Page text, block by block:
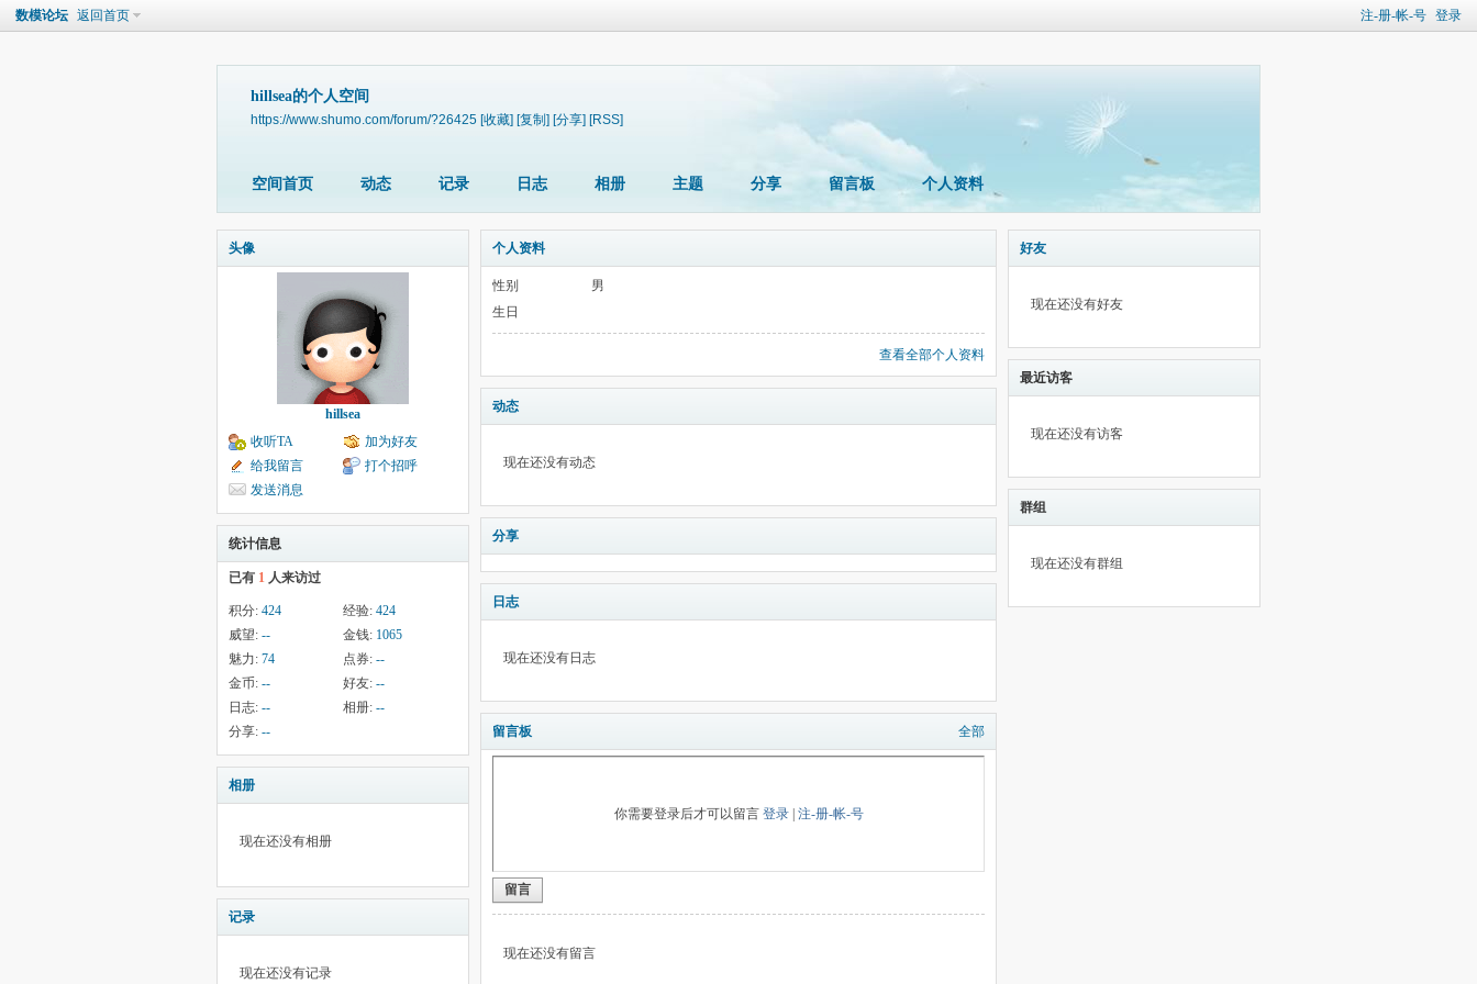
注-册-帐-号 登录
数模论坛 返回首页
hillsea的个人空间
https://www.shumo.com/forum/?26425 [收藏] [复制] [分享] [RSS]
空间首页 动态 记录 日志 相册 主题 分享 留言板 个人资料
头像
hillsea
收听TA
加为好友
给我留言
打个招呼
发送消息
统计信息
已有 1 人来访过
积分: 424 经验: 424
威望: -- 金钱: 1065
魅力: 74 点券: --
金币: -- 好友: --
日志: -- 相册: --
分享: --
相册
现在还没有相册
记录
现在还没有记录
个人资料
性别
男
生日
查看全部个人资料
动态
现在还没有动态
分享
日志
现在还没有日志
留言板 全部
你需要登录后才可以留言 登录| 注-册-帐-号
留言
现在还没有留言
好友
现在还没有好友
最近访客
现在还没有访客
群组
现在还没有群组